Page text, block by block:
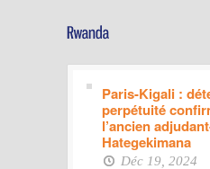
Paris-Kigali :
perpétuité
l’ancien
Hategekimana
Déc 19, 2024